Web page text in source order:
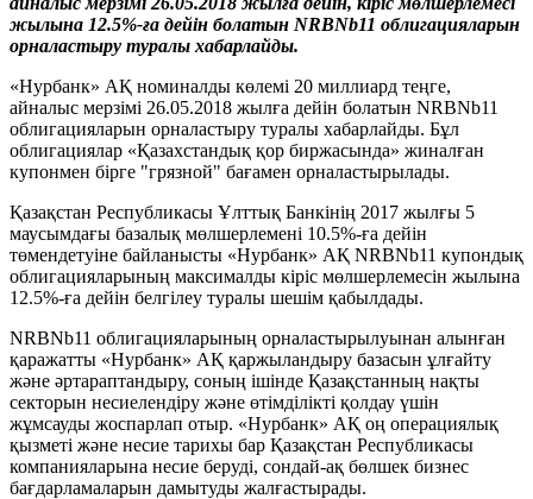
жылына 12.5%-ға дейін болатын NRBNb11 облигацияларын
орналастыру туралы хабарлайды.
«Нурбанк» АҚ номиналды көлемі 20 миллиард теңге,
айналыс мерзімі 26.05.2018 жылға дейін болатын NRBNb11
облигацияларын орналастыру туралы хабарлайды. Бұл
облигациялар «Қазахстандық қор биржасында» жиналған
купонмен бірге "грязной" бағамен орналастырылады.
Қазақстан Республикасы Ұлттық Банкінің 2017 жылғы 5
маусымдағы базалық мөлшерлемені 10.5%-ға дейін
төмендетуіне байланысты «Нурбанк» АҚ NRBNb11 купондық
облигацияларының максималды кіріс мөлшерлемесін жылына
12.5%-ға дейін белгілеу туралы шешім қабылдады.
NRBNb11 облигацияларының орналастырылуынан алынған
қаражатты «Нурбанк» АҚ қаржыландыру базасын ұлғайту
және әртараптандыру, соның ішінде Қазақстанның нақты
секторын несиелендіру және өтімділікті қолдау үшін
жұмсауды жоспарлап отыр. «Нурбанк» АҚ оң операциялық
қызметі және несие тарихы бар Қазақстан Республикасы
компанияларына несие беруді, сондай-ақ бөлшек бизнес
бағдарламаларын дамытуды жалғастырады.